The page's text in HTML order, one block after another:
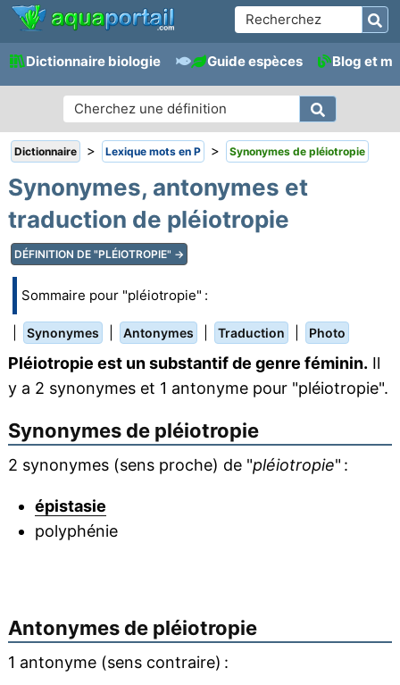
Dictionnaire biologie Guide espèces Blog et
Dictionnaire > Lexique mots en P > Synonymes de pléiotropie
Synonymes, antonymes et
traduction de pléiotropie
DÉFINITION DE "PLÉIOTROPIE" →
Sommaire pour "pléiotropie" :
Synonymes Antonymes Traduction Photo
Pléiotropie est un substantif de genre féminin. Il
y a 2 synonymes et 1 antonyme pour "pléiotropie".
Synonymes de pléiotropie
2 synonymes (sens proche) de "pléiotropie" :
épistasie
polyphénie
Antonymes de pléiotropie
1 antonyme (sens contraire) :